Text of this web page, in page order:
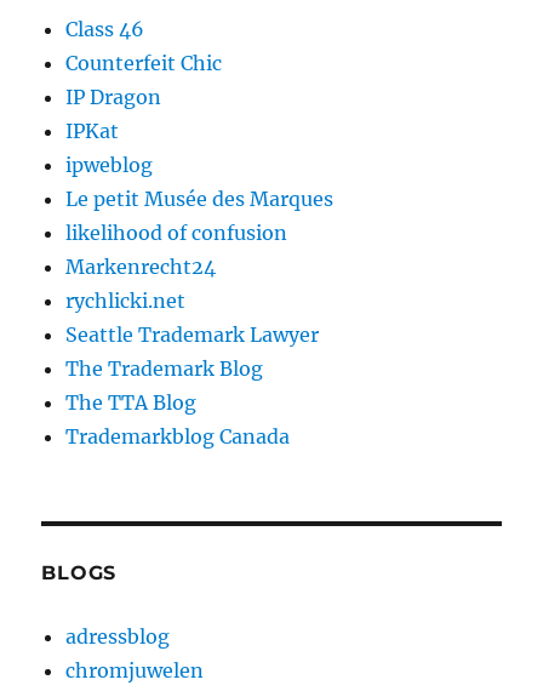
Class 46
Counterfeit Chic
IP Dragon
IPKat
ipweblog
Le petit Musée des Marques
likelihood of confusion
Markenrecht24
rychlicki.net
Seattle Trademark Lawyer
The Trademark Blog
The TTA Blog
Trademarkblog Canada
BLOGS
adressblog
chromjuwelen